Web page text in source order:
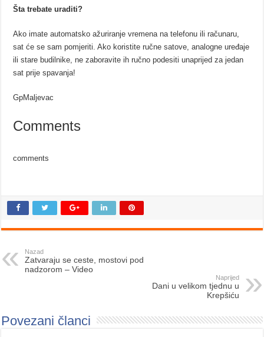
Šta trebate uraditi?
Ako imate automatsko ažuriranje vremena na telefonu ili računaru,
sat će se sam pomjeriti. Ako koristite ručne satove, analogne uređaje
ili stare budilnike, ne zaboravite ih ručno podesiti unaprijed za jedan
sat prije spavanja!
GpMaljevac
Comments
comments
Nazad
Zatvaraju se ceste, mostovi pod
nadzorom – Video
Naprijed
Dani u velikom tjednu u
Krepšiću
Povezani članci